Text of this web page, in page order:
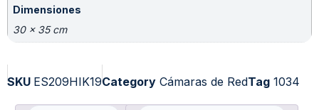
Dimensiones
30 × 35 cm
SKU ES209HIK19Category Cámaras de RedTag 1034